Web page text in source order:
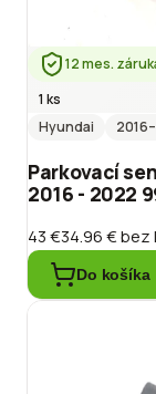
12 mes.
1 ks
Hyundai
2016
Parkovací
2016 - 2022
43 €34.96 €bez
Do košíka